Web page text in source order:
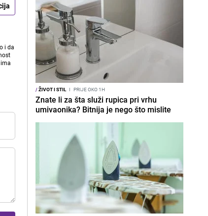
i da
/ŽIVOT I STIL I PRIJE OKO 1H
Znate li za šta služi rupica pri vrhu
umivaonika? Bitnija je nego što mislite